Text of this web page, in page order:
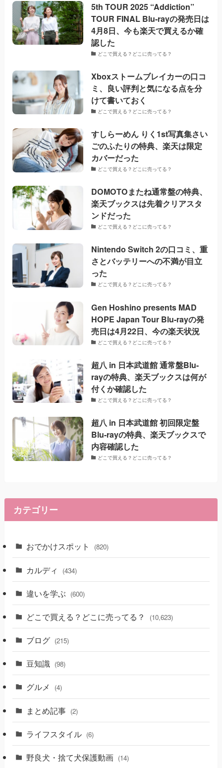
5th TOUR 2025 “Addiction”
TOUR FINAL Blu-rayの発売日は
4月8日、今も楽天で買えるか確
認した
どこで買える？どこに売ってる？
Xboxストームブレイカーの口コ
ミ、良い評判と気になる点を分
けて書いておく
どこで買える？どこに売ってる？
すしらーめん りく1st写真集さい
ごのふたりの特典、楽天は限定
カバーだった
どこで買える？どこに売ってる？
DOMOTOまたね通常盤の特典、
楽天ブックスは先着クリアスタ
ンドだった
どこで買える？どこに売ってる？
Nintendo Switch 2の口コミ、重
さとバッテリーへの不満が目立
った
どこで買える？どこに売ってる？
Gen Hoshino presents MAD
HOPE Japan Tour Blu-rayの発
売日は4月22日、今の楽天状況
どこで買える？どこに売ってる？
超八 in 日本武道館 通常盤Blu-
rayの特典、楽天ブックスは何が
付くか確認した
どこで買える？どこに売ってる？
超八 in 日本武道館 初回限定盤
Blu-rayの特典、楽天ブックスで
内容確認した
どこで買える？どこに売ってる？
カテゴリー
おでかけスポット (820)
カルディ (434)
違いを学ぶ (600)
どこで買える？どこに売ってる？ (10,623)
ブログ (215)
豆知識 (98)
グルメ (4)
まとめ記事 (2)
ライフスタイル (6)
野良犬・捨て犬保護動画 (14)